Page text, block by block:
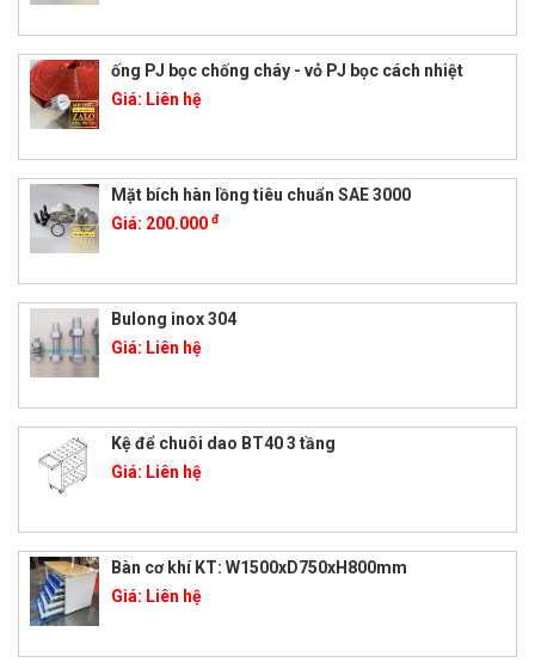
ống PJ bọc chống cháy - vỏ PJ bọc cách nhiệt
Giá: Liên hệ
Mặt bích hàn lồng tiêu chuẩn SAE 3000
Giá: 200.000 đ
Bulong inox 304
Giá: Liên hệ
Kệ để chuôi dao BT40 3 tầng
Giá: Liên hệ
Bàn cơ khí KT: W1500xD750xH800mm
Giá: Liên hệ